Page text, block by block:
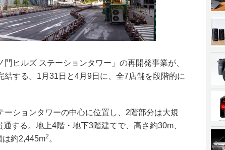
ヒルズ ステーションタワー」の再開発事業が、
結する。1月31日と4月9日に、全7店舗を段階的に
ションタワーの中心に位置し、2階部分は大規
する。地上4階・地下3階建てで、高さ約30m、
は約2,445m2 。